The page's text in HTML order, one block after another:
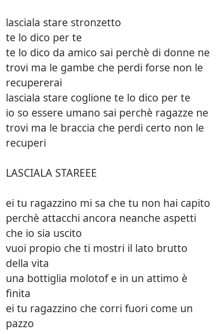
lasciala stare stronzetto
te lo dico per te
te lo dico da amico sai perchè di donne ne
trovi ma le gambe che perdi forse non le
recupererai
lasciala stare coglione te lo dico per te
io so essere umano sai perchè ragazze ne
trovi ma le braccia che perdi certo non le
recuperi
LASCIALA STAREEE
ei tu ragazzino mi sa che tu non hai capito
perchè attacchi ancora neanche aspetti
che io sia uscito
vuoi propio che ti mostri il lato brutto
della vita
una bottiglia molotof e in un attimo è
finita
ei tu ragazzino che corri fuori come un
pazzo